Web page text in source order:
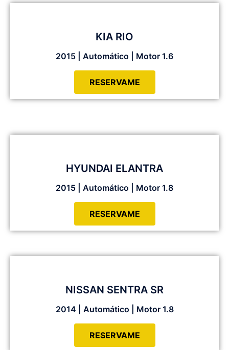
KIA RIO
2015 | Automático | Motor 1.6
RESERVAME
HYUNDAI ELANTRA
2015 | Automático | Motor 1.8
RESERVAME
NISSAN SENTRA SR
2014 | Automático | Motor 1.8
RESERVAME